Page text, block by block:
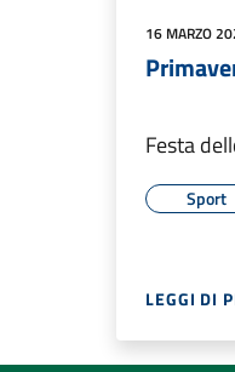
16 MARZO
Festa
Sport
LEGGI DI